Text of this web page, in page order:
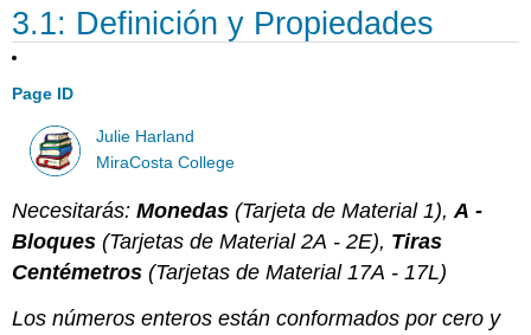
3.1: Definición y Propiedades
Page ID
Julie Harland
MiraCosta College
Necesitarás: Monedas (Tarjeta de Material 1), A -
Bloques (Tarjetas de Material 2A - 2E), Tiras
Centémetros (Tarjetas de Material 17A - 17L)
Los números enteros están conformados por cero y